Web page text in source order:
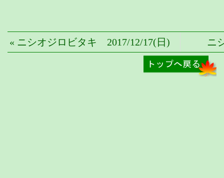
« ニシオジロビタキ 2017/12/17(日) ニ